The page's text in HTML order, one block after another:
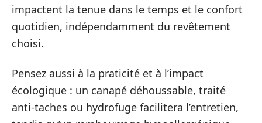
impactent la tenue dans le temps et le confort
quotidien, indépendamment du revêtement
choisi.
Pensez aussi à la praticité et à l’impact
écologique : un canapé déhoussable, traité
anti-taches ou hydrofuge facilitera l’entretien,